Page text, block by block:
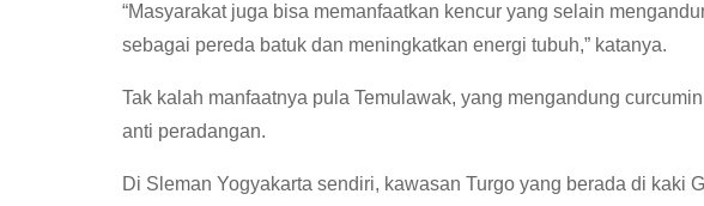
“Masyarakat juga bisa memanfaatkan kencur yang selain
sebagai pereda batuk dan meningkatkan energi tubuh,” katanya.
Tak kalah manfaatnya pula Temulawak, yang mengandung
anti peradangan.
Di Sleman Yogyakarta sendiri, kawasan Turgo yang berada di kaki